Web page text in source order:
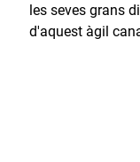
les seves grans
d'aquest àgil